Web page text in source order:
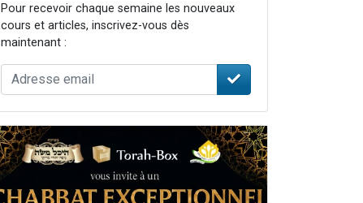
Pour recevoir chaque semaine les nouveaux
cours et articles, inscrivez-vous dès
maintenant :